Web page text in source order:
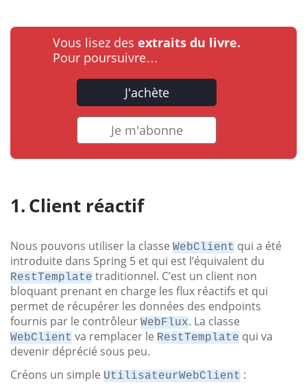
Vous lisez des extraits du livre.
Pour poursuivre…
J'achète
Je m'abonne
Client réactif
Nous pouvons utiliser la classe WebClient qui a été
introduite dans Spring 5 et qui est l’équivalent du
RestTemplate traditionnel. C’est un client non
bloquant prenant en charge les flux réactifs et qui
permet de récupérer les données des endpoints
fournis par le contrôleur WebFlux. La classe
WebClient va remplacer le RestTemplate qui va
devenir déprécié sous peu.
Créons un simple UtilisateurWebClient :